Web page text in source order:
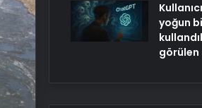
yoğun
görülen